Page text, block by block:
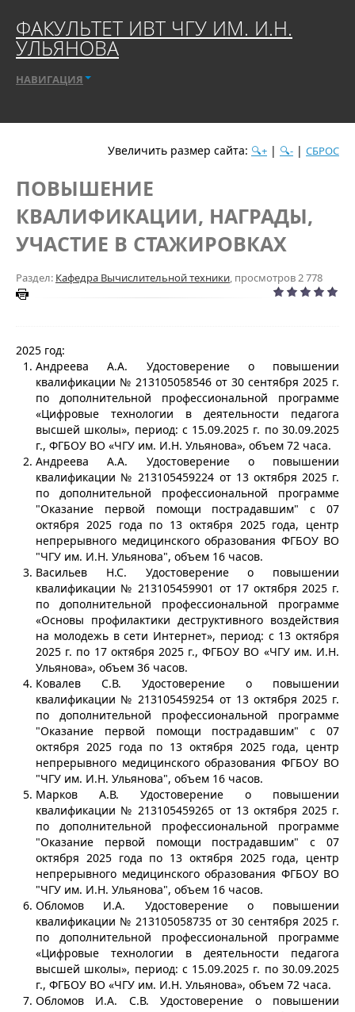
ФАКУЛЬТЕТ ИВТ ЧГУ ИМ. И.Н.
УЛЬЯНОВА
НАВИГАЦИЯ
Увеличить размер сайта: 🔍+ | 🔍- | СБРОС
ПОВЫШЕНИЕ
КВАЛИФИКАЦИИ, НАГРАДЫ,
УЧАСТИЕ В СТАЖИРОВКАХ
Раздел: Кафедра Вычислительной техники, просмотров 2 778
2025 год:
Андреева А.А. Удостоверение о повышении
квалификации № 213105058546 от 30 сентября 2025 г.
по дополнительной профессиональной программе
«Цифровые технологии в деятельности педагога
высшей школы», период: с 15.09.2025 г. по 30.09.2025
г., ФГБОУ ВО «ЧГУ им. И.Н. Ульянова», объем 72 часа.
Андреева А.А. Удостоверение о повышении
квалификации № 213105459224 от 13 октября 2025 г.
по дополнительной профессиональной программе
"Оказание первой помощи пострадавшим" с 07
октября 2025 года по 13 октября 2025 года, центр
непрерывного медицинского образования ФГБОУ ВО
"ЧГУ им. И.Н. Ульянова", объем 16 часов.
Васильев Н.С. Удостоверение о повышении
квалификации № 213105459901 от 17 октября 2025 г.
по дополнительной профессиональной программе
«Основы профилактики деструктивного воздействия
на молодежь в сети Интернет», период: с 13 октября
2025 г. по 17 октября 2025 г., ФГБОУ ВО «ЧГУ им. И.Н.
Ульянова», объем 36 часов.
Ковалев С.В. Удостоверение о повышении
квалификации № 213105459254 от 13 октября 2025 г.
по дополнительной профессиональной программе
"Оказание первой помощи пострадавшим" с 07
октября 2025 года по 13 октября 2025 года, центр
непрерывного медицинского образования ФГБОУ ВО
"ЧГУ им. И.Н. Ульянова", объем 16 часов.
Марков А.В. Удостоверение о повышении
квалификации № 213105459265 от 13 октября 2025 г.
по дополнительной профессиональной программе
"Оказание первой помощи пострадавшим" с 07
октября 2025 года по 13 октября 2025 года, центр
непрерывного медицинского образования ФГБОУ ВО
"ЧГУ им. И.Н. Ульянова", объем 16 часов.
Обломов И.А. Удостоверение о повышении
квалификации № 213105058735 от 30 сентября 2025 г.
по дополнительной профессиональной программе
«Цифровые технологии в деятельности педагога
высшей школы», период: с 15.09.2025 г. по 30.09.2025
г., ФГБОУ ВО «ЧГУ им. И.Н. Ульянова», объем 72 часа.
Обломов И.А. С.В. Удостоверение о повышении